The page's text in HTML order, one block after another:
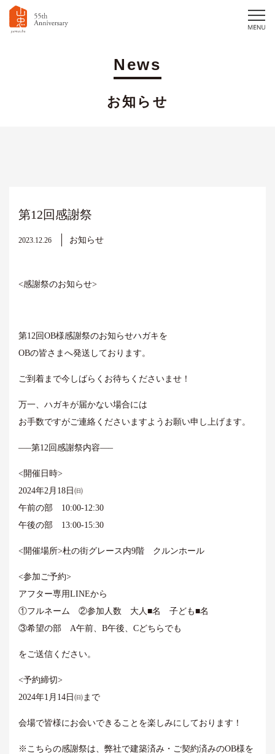
News
お知らせ
第12回感謝祭
2023.12.26 お知らせ
<感謝祭のお知らせ>
第12回OB様感謝祭のお知らせハガキを
OBの皆さまへ発送しております。
ご到着まで今しばらくお待ちくださいませ！
万一、ハガキが届かない場合には
お手数ですがご連絡くださいますようお願い申し上げます。
—–第12回感謝祭内容—–
<開催日時>
2024年2月18日㈰
午前の部 10:00-12:30
午後の部 13:00-15:30
<開催場所>杜の街グレース内9階 クルンホール
<参加ご予約>
アフター専用LINEから
①フルネーム ②参加人数 大人■名 子ども■名
③希望の部 A午前、B午後、Cどちらでも
をご送信ください。
<予約締切>
2024年1月14日㈰まで
会場で皆様にお会いできることを楽しみにしております！
※こちらの感謝祭は、弊社で建築済み・ご契約済みのOB様を